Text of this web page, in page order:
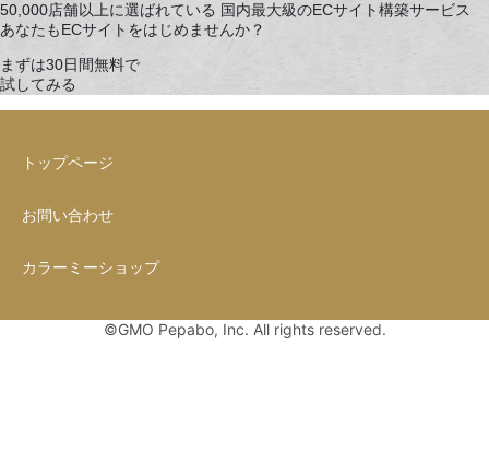
50,000店舗以上に選ばれている 国内最大級のECサイト構築サービス
あなたもECサイトをはじめませんか？
まずは30日間無料で
試してみる
トップページ
お問い合わせ
カラーミーショップ
©GMO Pepabo, Inc. All rights reserved.